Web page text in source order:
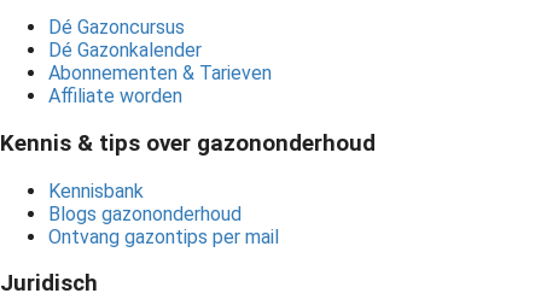
Dé Gazoncursus
Dé Gazonkalender
Abonnementen & Tarieven
Affiliate worden
Kennis & tips over gazononderhoud
Kennisbank
Blogs gazononderhoud
Ontvang gazontips per mail
Juridisch